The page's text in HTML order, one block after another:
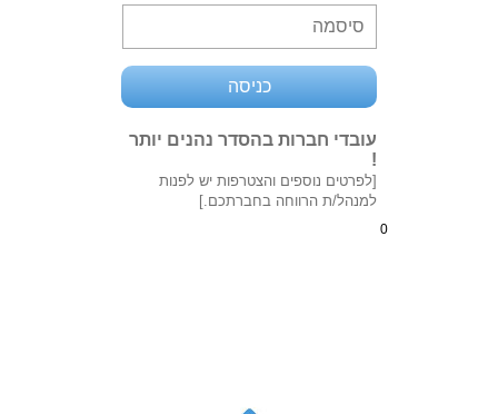
עובדי חברות בהסדר נהנים יותר
!
[לפרטים נוספים והצטרפות יש לפנות
למנהל/ת הרווחה בחברתכם.]
0